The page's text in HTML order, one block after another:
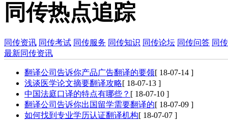
同传热点追踪
同传资讯 同传考试 同传服务 同传知识 同传论坛 同传问答 同
最新同传资讯
翻译公司告诉你产品广告翻译的要领[ 18-07-14 ]
浅谈医学论文摘要翻译攻略[ 18-07-13 ]
中国法庭口译的特点有哪些？ [ 18-07-10 ]
翻译公司告诉你出国留学需要翻译的[ 18-07-09 ]
如何找到专业学历认证翻译机构[ 18-07-07 ]